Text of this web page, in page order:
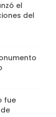
el
del
fue